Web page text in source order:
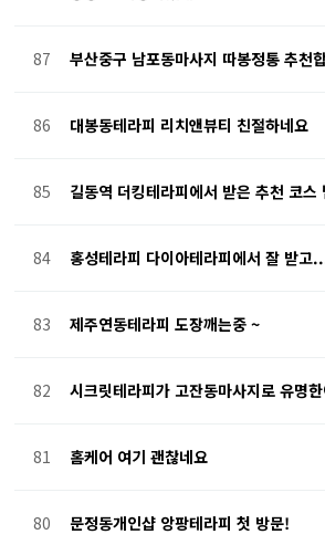
87 부산중구 남포동마사지 따봉정통 추천
86 대봉동테라피 리치앤뷰티 친절하네요
85 길동역 더킹테라피에서 받은 추천 코스
84 홍성테라피 다이아테라피에서 잘 받고
83 제주연동테라피 도장깨는중 ~
82 시크릿테라피가 고잔동마사지로 유명
81 홈케어 여기 괜찮네요
80 문정동개인샵 앙팡테라피 첫 방문!